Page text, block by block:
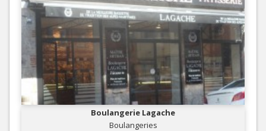
Boulangerie Lagache
Boulangeries